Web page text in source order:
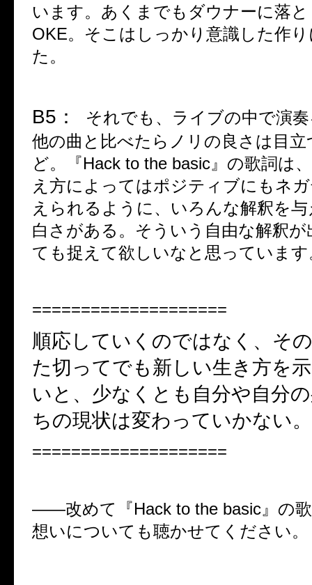
います。あくまでもダウナーに落
OKE。そこはしっかり意識した作
た。
B5 ：
それでも、ライブの中で演
他の曲と比べたらノリの良さは目
ど。『Hack to the basic 』の歌詞は
え方によってはポジティブにもネ
えられるように、いろんな解釈を
白さがある。そういう自由な解釈が
ても捉えて欲しいなと思っています
====================
順応していくのではなく、そ
た切ってでも新しい生き方を
いと、少なくとも自分や自分
ちの現状は変わっていかない。
====================
――改めて『Hack to the basic 』の
想いについても聴かせてください。